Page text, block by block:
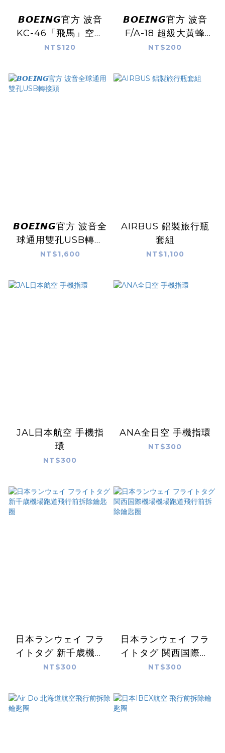
𝘽𝙊𝙀𝙄𝙉𝙂官方 波音
KC-46「飛馬」空中
加油機機翼徽章
NT$120
𝘽𝙊𝙀𝙄𝙉𝙂官方 波音
F/A-18 超級大黃蜂
「天空之繩」掛繩
NT$200
𝘽𝙊𝙀𝙄𝙉𝙂官方 波音全
球通用雙孔USB轉接
頭
NT$1,600
AIRBUS 鋁製旅行瓶
套組
NT$1,100
JAL日本航空 手機指
環
NT$300
ANA全日空 手機指環
NT$300
日本ランウェイ フラ
イトタグ 新千歳機場
跑道飛行前拆除鑰匙圈
NT$300
日本ランウェイ フラ
イトタグ 関西国際機
場機場跑道飛行前拆除
NT$300